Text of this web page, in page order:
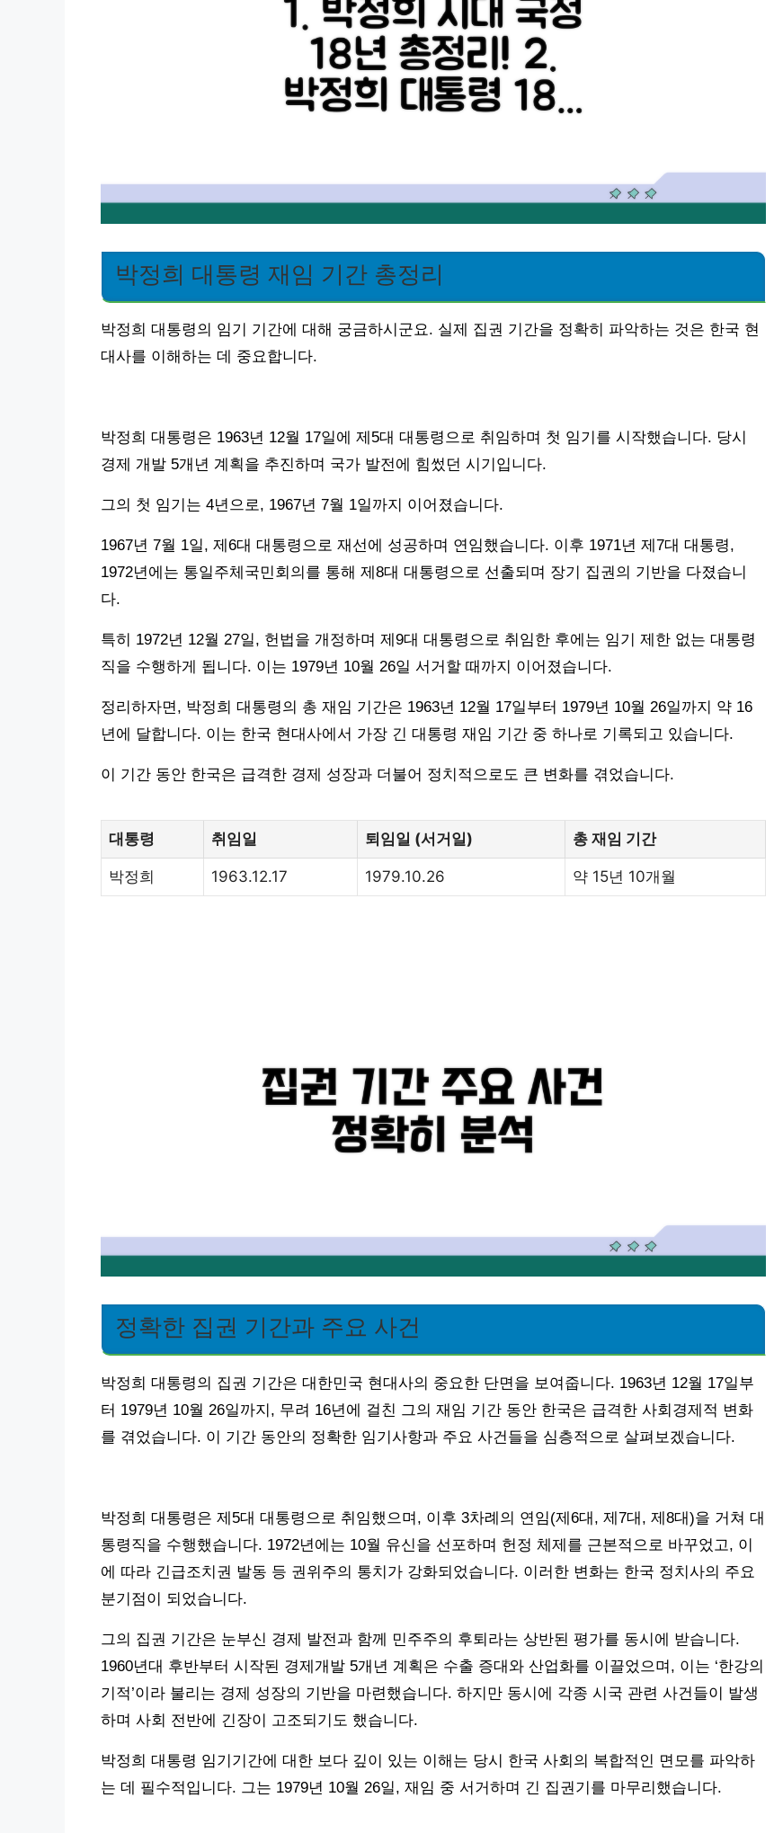
박정희 대통령 재임 기간 총정리
박정희 대통령의 임기 기간에 대해 궁금하시군요. 실제 집권 기간을 정확히 파악하는 것은 한국 현
대사를 이해하는 데 중요합니다.
박정희 대통령은 1963년 12월 17일에 제5대 대통령으로 취임하며 첫 임기를 시작했습니다. 당시
경제 개발 5개년 계획을 추진하며 국가 발전에 힘썼던 시기입니다.
그의 첫 임기는 4년으로, 1967년 7월 1일까지 이어졌습니다.
1967년 7월 1일, 제6대 대통령으로 재선에 성공하며 연임했습니다. 이후 1971년 제7대 대통령,
1972년에는 통일주체국민회의를 통해 제8대 대통령으로 선출되며 장기 집권의 기반을 다졌습니
다.
특히 1972년 12월 27일, 헌법을 개정하며 제9대 대통령으로 취임한 후에는 임기 제한 없는 대통령
직을 수행하게 됩니다. 이는 1979년 10월 26일 서거할 때까지 이어졌습니다.
정리하자면, 박정희 대통령의 총 재임 기간은 1963년 12월 17일부터 1979년 10월 26일까지 약 16
년에 달합니다. 이는 한국 현대사에서 가장 긴 대통령 재임 기간 중 하나로 기록되고 있습니다.
이 기간 동안 한국은 급격한 경제 성장과 더불어 정치적으로도 큰 변화를 겪었습니다.
대통령 취임일 퇴임일 (서거일) 총 재임 기간
박정희 1963.12.17 1979.10.26 약 15년 10개월
정확한 집권 기간과 주요 사건
박정희 대통령의 집권 기간은 대한민국 현대사의 중요한 단면을 보여줍니다. 1963년 12월 17일부
터 1979년 10월 26일까지, 무려 16년에 걸친 그의 재임 기간 동안 한국은 급격한 사회경제적 변화
를 겪었습니다. 이 기간 동안의 정확한 임기사항과 주요 사건들을 심층적으로 살펴보겠습니다.
박정희 대통령은 제5대 대통령으로 취임했으며, 이후 3차례의 연임(제6대, 제7대, 제8대)을 거쳐 대
통령직을 수행했습니다. 1972년에는 10월 유신을 선포하며 헌정 체제를 근본적으로 바꾸었고, 이
에 따라 긴급조치권 발동 등 권위주의 통치가 강화되었습니다. 이러한 변화는 한국 정치사의 주요
분기점이 되었습니다.
그의 집권 기간은 눈부신 경제 발전과 함께 민주주의 후퇴라는 상반된 평가를 동시에 받습니다.
1960년대 후반부터 시작된 경제개발 5개년 계획은 수출 증대와 산업화를 이끌었으며, 이는 ‘한강의
기적’이라 불리는 경제 성장의 기반을 마련했습니다. 하지만 동시에 각종 시국 관련 사건들이 발생
하며 사회 전반에 긴장이 고조되기도 했습니다.
박정희 대통령 임기기간에 대한 보다 깊이 있는 이해는 당시 한국 사회의 복합적인 면모를 파악하
는 데 필수적입니다. 그는 1979년 10월 26일, 재임 중 서거하며 긴 집권기를 마무리했습니다.